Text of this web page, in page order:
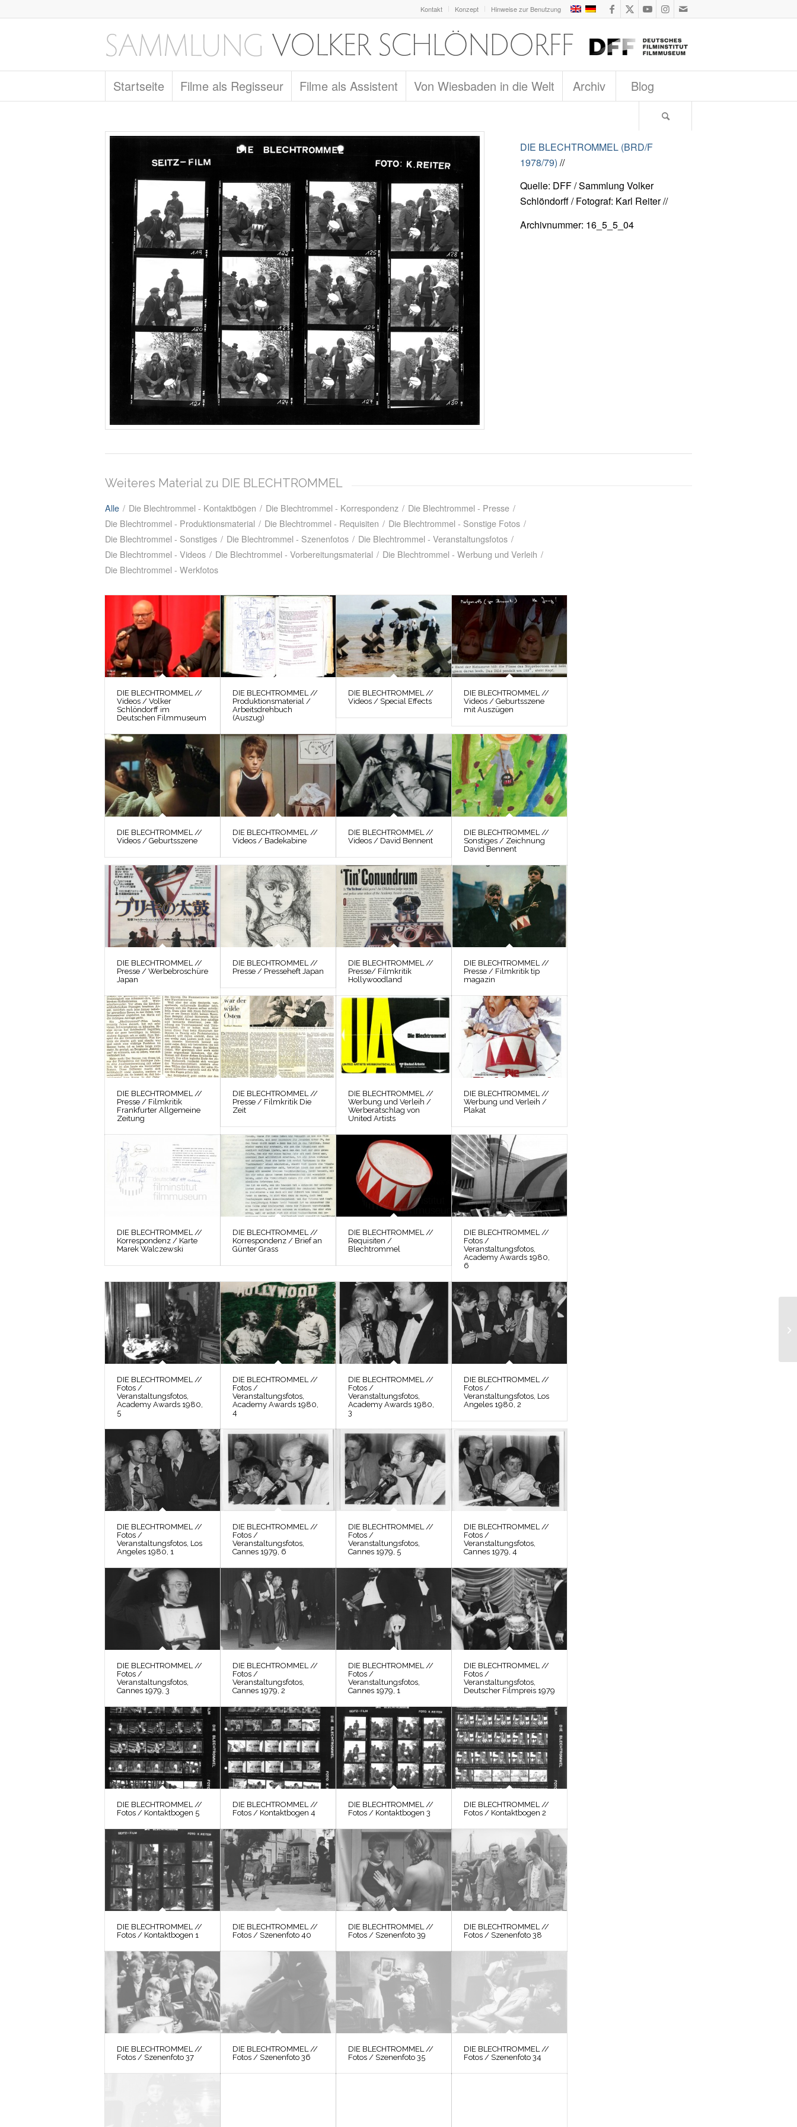
Kontakt Konzept Hinweise zur Benutzung
Startseite Filme als Regisseur Filme als Assistent Von Wiesbaden in die Welt Archiv Blog
DIE BLECHTROMMEL (BRD/F
1978/79) //
Quelle: DFF / Sammlung Volker
Schlöndorff / Fotograf: Karl Reiter //
Archivnummer: 16_5_5_04
Weiteres Material zu DIE BLECHTROMMEL
Alle / Die Blechtrommel - Kontaktbögen / Die Blechtrommel - Korrespondenz / Die Blechtrommel - Presse /
Die Blechtrommel - Produktionsmaterial / Die Blechtrommel - Requisiten / Die Blechtrommel - Sonstige Fotos /
Die Blechtrommel - Sonstiges / Die Blechtrommel - Szenenfotos / Die Blechtrommel - Veranstaltungsfotos /
Die Blechtrommel - Videos / Die Blechtrommel - Vorbereitungsmaterial / Die Blechtrommel - Werbung und Verleih /
Die Blechtrommel - Werkfotos
DIE BLECHTROMMEL //
Videos / Volker
Schlöndorff im
Deutschen Filmmuseum
DIE BLECHTROMMEL //
Produktionsmaterial /
Arbeitsdrehbuch
(Auszug)
DIE BLECHTROMMEL //
Videos / Special Effects
DIE BLECHTROMMEL //
Videos / Geburtsszene
mit Auszügen
DIE BLECHTROMMEL //
Videos / Geburtsszene
DIE BLECHTROMMEL //
Videos / Badekabine
DIE BLECHTROMMEL //
Videos / David Bennent
DIE BLECHTROMMEL //
Sonstiges / Zeichnung
David Bennent
DIE BLECHTROMMEL //
Presse / Werbebroschüre
Japan
DIE BLECHTROMMEL //
Presse / Presseheft Japan
DIE BLECHTROMMEL //
Presse/ Filmkritik
Hollywoodland
DIE BLECHTROMMEL //
Presse / Filmkritik tip
magazin
DIE BLECHTROMMEL //
Presse / Filmkritik
Frankfurter Allgemeine
Zeitung
DIE BLECHTROMMEL //
Presse / Filmkritik Die
Zeit
DIE BLECHTROMMEL //
Werbung und Verleih /
Werberatschlag von
United Artists
DIE BLECHTROMMEL //
Werbung und Verleih /
Plakat
DIE BLECHTROMMEL //
Korrespondenz / Karte
Marek Walczewski
DIE BLECHTROMMEL //
Korrespondenz / Brief an
Günter Grass
DIE BLECHTROMMEL //
Requisiten /
Blechtrommel
DIE BLECHTROMMEL //
Fotos /
Veranstaltungsfotos,
Academy Awards 1980,
6
DIE BLECHTROMMEL //
Fotos /
Veranstaltungsfotos,
Academy Awards 1980,
5
DIE BLECHTROMMEL //
Fotos /
Veranstaltungsfotos,
Academy Awards 1980,
4
DIE BLECHTROMMEL //
Fotos /
Veranstaltungsfotos,
Academy Awards 1980,
3
DIE BLECHTROMMEL //
Fotos /
Veranstaltungsfotos, Los
Angeles 1980, 2
DIE BLECHTROMMEL //
Fotos /
Veranstaltungsfotos, Los
Angeles 1980, 1
DIE BLECHTROMMEL //
Fotos /
Veranstaltungsfotos,
Cannes 1979, 6
DIE BLECHTROMMEL //
Fotos /
Veranstaltungsfotos,
Cannes 1979, 5
DIE BLECHTROMMEL //
Fotos /
Veranstaltungsfotos,
Cannes 1979, 4
DIE BLECHTROMMEL //
Fotos /
Veranstaltungsfotos,
Cannes 1979, 3
DIE BLECHTROMMEL //
Fotos /
Veranstaltungsfotos,
Cannes 1979, 2
DIE BLECHTROMMEL //
Fotos /
Veranstaltungsfotos,
Cannes 1979, 1
DIE BLECHTROMMEL //
Fotos /
Veranstaltungsfotos,
Deutscher Filmpreis 1979
DIE BLECHTROMMEL //
Fotos / Kontaktbogen 5
DIE BLECHTROMMEL //
Fotos / Kontaktbogen 4
DIE BLECHTROMMEL //
Fotos / Kontaktbogen 3
DIE BLECHTROMMEL //
Fotos / Kontaktbogen 2
DIE BLECHTROMMEL //
Fotos / Kontaktbogen 1
DIE BLECHTROMMEL //
Fotos / Szenenfoto 40
DIE BLECHTROMMEL //
Fotos / Szenenfoto 39
DIE BLECHTROMMEL //
Fotos / Szenenfoto 38
DIE BLECHTROMMEL //
Fotos / Szenenfoto 37
DIE BLECHTROMMEL //
Fotos / Szenenfoto 36
DIE BLECHTROMMEL //
Fotos / Szenenfoto 35
DIE BLECHTROMMEL //
Fotos / Szenenfoto 34